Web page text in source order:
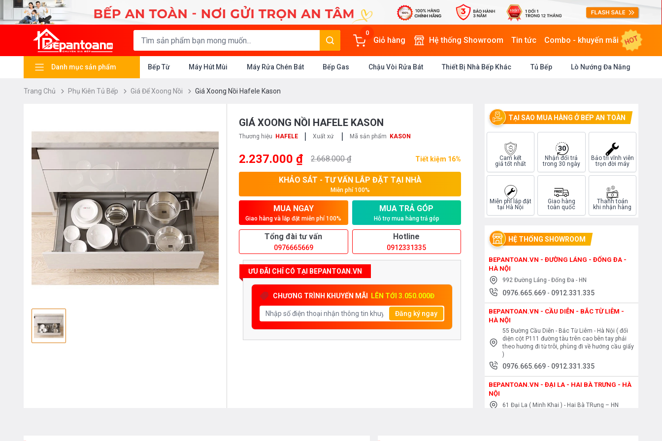
0
Giỏ hàng Hệ thống Showroom Tin tức Combo - khuyến mãi HOT
Danh mục sản phẩm Bếp Từ Máy Hút Mùi Máy Rửa Chén Bát Bếp Gas Chậu Vòi Rửa Bát Thiết Bị Nhà Bếp Khác Tủ Bếp Lò Nướng Đa Năng
Trang Chủ Phụ Kiên Tủ Bếp Giá Để Xoong Nồi Giá Xoong Nồi Hafele Kason
GIÁ XOONG NỒI HAFELE KASON
Thương hiệu HAFELE | Xuất xứ | Mã sản phẩm KASON
2.237.000 ₫ 2.668.000 ₫ Tiết kiệm 16%
KHẢO SÁT - TƯ VẤN LẮP ĐẶT TẠI NHÀ
Miễn phí 100%
MUA NGAY
Giao hàng và lắp đặt miễn phí 100%
MUA TRẢ GÓP
Hỗ trợ mua hàng trả góp
Tổng đài tư vấn
0976665669
Hotline
0912331335
ƯU ĐÃI CHỈ CÓ TẠI BEPANTOAN.VN
CHƯƠNG TRÌNH KHUYẾN MÃI LÊN TỚI 3.050.000Đ
Đăng ký ngay
TẠI SAO MUA HÀNG Ở BẾP AN TOÀN
Cam kết
giá tốt nhất
Nhận đổi trả
trong 30 ngày
Bảo trì vĩnh viễn
trọn đời máy
Miễn phí lắp đặt
tại Hà Nội
Giao hàng
toàn quốc
Thanh toán
khi nhận hàng
HỆ THỐNG SHOWROOM
BEPANTOAN.VN - ĐƯỜNG LÁNG - ĐỐNG ĐA -
HÀ NỘI
992 Đường Láng - Đống Đa - HN
0976.665.669 - 0912.331.335
BEPANTOAN.VN - CẦU DIỄN - BẮC TỪ LIÊM -
HÀ NỘI
55 Đường Cầu Diễn - Bắc Từ Liêm - Hà Nội ( đối
diện cột P111 đường tàu trên cao bên tay phải
theo hướng đi từ trôi, phùng đi về hướng cầu giấy
)
0976.665.669 - 0912.331.335
BEPANTOAN.VN - ĐẠI LA - HAI BÀ TRƯNG - HÀ
NỘI
61 Đại La ( Minh Khai ) - Hai Bà TRưng – HN